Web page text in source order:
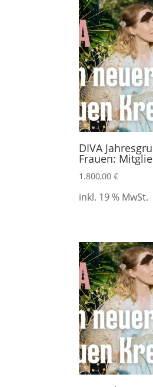
DIVA
Frauen:
1.800,00€
inkl. 19 % MwSt.